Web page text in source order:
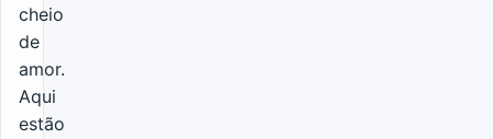
cheio
de
amor.
Aqui
estão